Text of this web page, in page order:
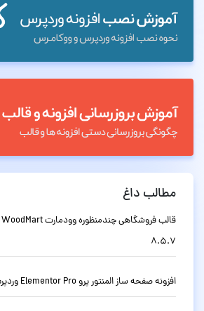
مطالب داغ
8.5.7
افزونه صفحه ساز المنتور پرو Elementor Pro وردپرس نسخه 4.2.1